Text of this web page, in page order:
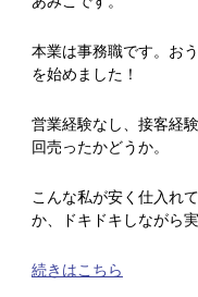
本業は事務職です。お
を始めました！
営業経験なし、接客経
回売ったかどうか。
こんな私が安く仕入れ
か、ドキドキしながら実
続きはこちら